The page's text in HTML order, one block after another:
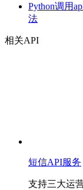
Python调用
法
相关API
短信API服务
支持三大运